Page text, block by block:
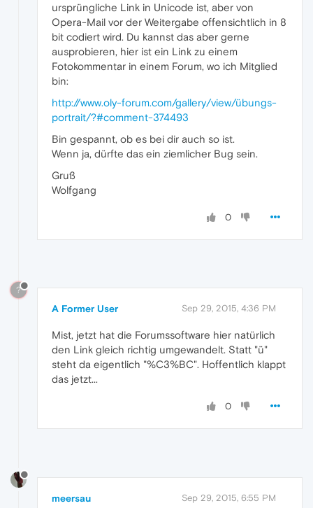
ursprüngliche Link in Unicode ist, aber von
Opera-Mail vor der Weitergabe offensichtlich in 8
bit codiert wird. Du kannst das aber gerne
ausprobieren, hier ist ein Link zu einem
Fotokommentar in einem Forum, wo ich Mitglied
bin:
http://www.oly-forum.com/gallery/view/übungs-
portrait/?#comment-374493
Bin gespannt, ob es bei dir auch so ist.
Wenn ja, dürfte das ein ziemlicher Bug sein.
Gruß
Wolfgang
0
?
A Former User Sep 29, 2015, 4:36 PM
Mist, jetzt hat die Forumssoftware hier natürlich
den Link gleich richtig umgewandelt. Statt "ü"
steht da eigentlich "%C3%BC". Hoffentlich klappt
das jetzt...
0
meersau Sep 29, 2015, 6:55 PM